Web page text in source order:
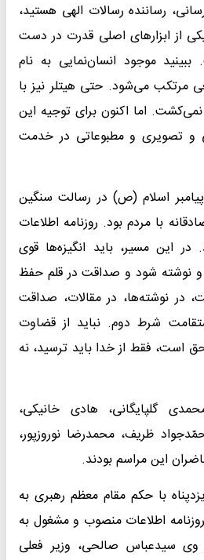
رساننده رسالات الهی هستید،
از ابزارهای اصلی قدرت در دست
موجود انسان‌نمایی به نام
مرتکب می‌شود. حتی هیتلر نیز با
نمی‌کشت. اما اکنون برای توجیه این
و تصویری و مطبوعاتی در خدمت
اسلام (ص) در رسالت سنگین
با مردم بود. روزنامه اطلاعات
در این مسیر، باید انگیزه‌ها قوی
نوشته شود و صداقت در قلم حفظ
در نوشته‌ها، در مقالات، صداقت
شرط دوم. نباید از قضاوت
است، فقط از خدا باید ترسید، نه
گلپایگانی، هادی خانیکی،
ظریف، محمدرضا نوروزپور،
این مراسم بودند.
با حکم مقام معظم رهبری به
اطلاعات منصوب و مشغول به
سیدعباس صالحی، وزیر فعلی